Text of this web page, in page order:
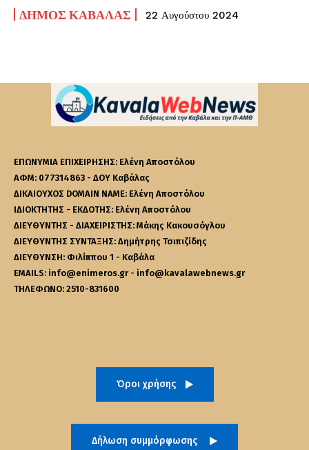
ΔΉΜΟΣ ΚΑΒΆΛΑΣ 22 Αυγούστου 2024
ΕΠΩΝΥΜΙΑ ΕΠΙΧΕΙΡΗΣΗΣ: Ελένη Αποστόλου
ΑΦΜ: 077314863 - ΔΟΥ Καβάλας
ΔΙΚΑΙΟΥΧΟΣ DOMAIN NAME: Ελένη Αποστόλου
ΙΔΙΟΚΤΗΤΗΣ - ΕΚΔΟΤΗΣ: Ελένη Αποστόλου
ΔΙΕΥΘΥΝΤΗΣ - ΔΙΑΧΕΙΡΙΣΤΗΣ: Μάκης Κακουσόγλου
ΔΙΕΥΘΥΝΤΗΣ ΣΥΝΤΑΞΗΣ: Δημήτρης Τσιπιζίδης
ΔΙΕΥΘΥΝΣΗ: Φιλίππου 1 - Καβάλα
EMAILS: info@enimeros.gr - info@kavalawebnews.gr
ΤΗΛΕΦΩΝΟ: 2510-831600
Όροι χρήσης
Δήλωση συμμόρφωσης